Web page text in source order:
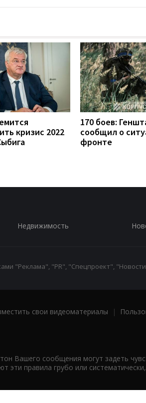
кризис 2022
170 боев:
сообщил о
фронте
Недвижимость
"Реклама", "PR", "Спецпроект",
свои видеоматериалы |
Вашего сообщения могут задеть
правила грубо или